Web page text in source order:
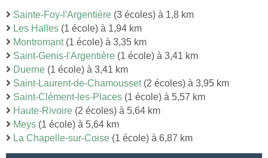
Sainte-Foy-l'Argentière (3 écoles) à 1,8 km
Les Halles (1 école) à 1,94 km
Montromant(1 école) à 3,35 km
Saint-Genis-l'Argentière (1 école) à 3,41 km
Duerne (1 école) à 3,41 km
Saint-Laurent-de-Chamousset(2 écoles) à 3,95 km
Saint-Clément-les-Places (1 école) à 5,57 km
Haute-Rivoire (2 écoles) à 5,64 km
Meys (1 école) à 5,64 km
La Chapelle-sur-Coise (1 école) à 6,87 km